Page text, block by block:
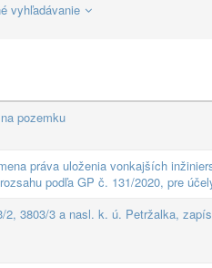
vyhľadávanie
pozemku
práva uloženia vonkajších
podľa GP č. 131/2020, pre
3803/3 a nasl. k. ú. Petržalka,